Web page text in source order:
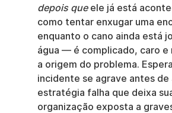
depois que ele já está
como tentar enxugar uma
enquanto o cano ainda está
água — é complicado, caro e
a origem do problema.
incidente se agrave antes de
estratégia falha que deixa
organização exposta a